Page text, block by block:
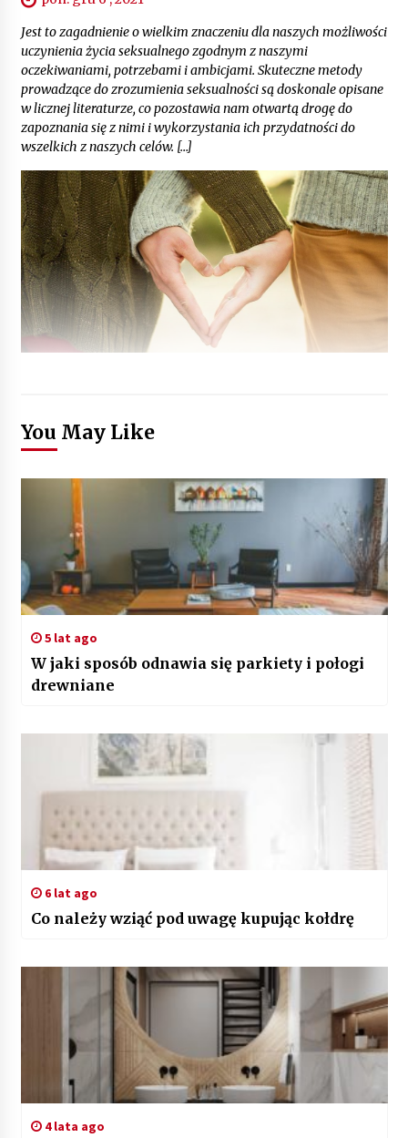
Jest to zagadnienie o wielkim znaczeniu dla naszych możliwości
uczynienia życia seksualnego zgodnym z naszymi
oczekiwaniami, potrzebami i ambicjami. Skuteczne metody
prowadzące do zrozumienia seksualności są doskonale opisane
w licznej literaturze, co pozostawia nam otwartą drogę do
zapoznania się z nimi i wykorzystania ich przydatności do
wszelkich z naszych celów. […]
You May Like
5 lat ago
W jaki sposób odnawia się parkiety i połogi
drewniane
6 lat ago
Co należy wziąć pod uwagę kupując kołdrę
4 lata ago